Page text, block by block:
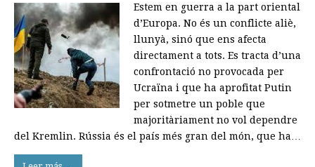
Estem en guerra a la part oriental
d’Europa. No és un conflicte aliè,
llunyà, sinó que ens afecta
directament a tots. Es tracta d’una
confrontació no provocada per
Ucraïna i que ha aprofitat Putin
per sotmetre un poble que
majoritàriament no vol dependre
del Kremlin. Rússia és el país més gran del món, que ha…